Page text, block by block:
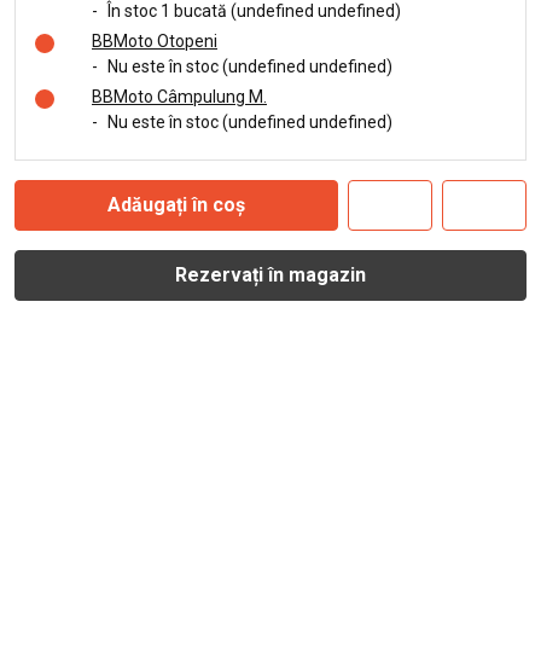
-
În stoc 1 bucată (undefined undefined)
BBMoto Otopeni
-
Nu este în stoc (undefined undefined)
BBMoto Câmpulung M.
-
Nu este în stoc (undefined undefined)
Adăugați în coș
Rezervați în magazin